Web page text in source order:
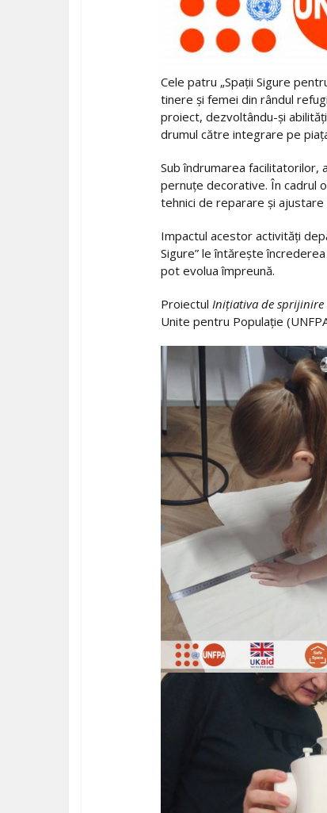
Cele patru „Spații Sigure
tinere și femei din rândul
proiect, dezvoltându-și
drumul către integrare pe
Sub îndrumarea
pernuțe decorative. În cadrul
tehnici de reparare și
Impactul acestor activități
Sigure” le întărește
pot evolua împreună.
Proiectul Inițiativa de sprijinire
Unite pentru Populație